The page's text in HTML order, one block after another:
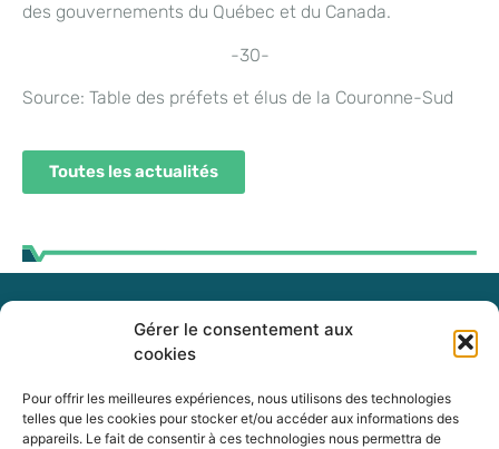
Gérer le consentement aux
cookies
Pour offrir les meilleures expériences, nous utilisons des technologies
telles que les cookies pour stocker et/ou accéder aux informations des
appareils. Le fait de consentir à ces technologies nous permettra de
des gouvernements du Québec et du Canada.
-30-
Source: Table des préfets et élus de la Couronne-Sud
Toutes les actualités
255, boul. Laurier, bureau 100
McMasterville (Québec)
J3G 0B7